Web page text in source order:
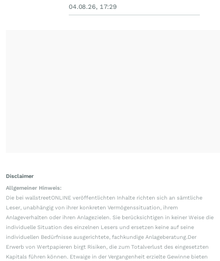
04.08.26, 17:29
Disclaimer
Allgemeiner Hinweis:
Die bei wallstreetONLINE veröffentlichten Inhalte richten sich an sämtliche
Leser, unabhängig von ihrer konkreten Vermögenssituation, ihrem
Anlageverhalten oder ihren Anlagezielen. Sie berücksichtigen in keiner Weise die
individuelle Situation des einzelnen Lesers und ersetzen keine auf seine
individuellen Bedürfnisse ausgerichtete, fachkundige Anlageberatung.Der
Erwerb von Wertpapieren birgt Risiken, die zum Totalverlust des eingesetzten
Kapitals führen können. Etwaige in der Vergangenheit erzielte Gewinne bieten